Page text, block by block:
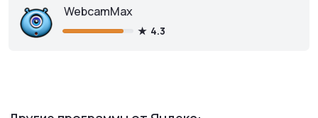
WebcamMax
4.3